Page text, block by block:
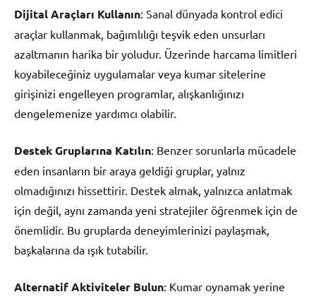
Dijital Araçları Kullanın: Sanal dünyada kontrol edici
araçlar kullanmak, bağımlılığı teşvik eden unsurları
azaltmanın harika bir yoludur. Üzerinde harcama limitleri
koyabileceğiniz uygulamalar veya kumar sitelerine
girişinizi engelleyen programlar, alışkanlığınızı
dengelemenize yardımcı olabilir.
Destek Gruplarına Katılın: Benzer sorunlarla mücadele
eden insanların bir araya geldiği gruplar, yalnız
olmadığınızı hissettirir. Destek almak, yalnızca anlatmak
için değil, aynı zamanda yeni stratejiler öğrenmek için de
önemlidir. Bu gruplarda deneyimlerinizi paylaşmak,
başkalarına da ışık tutabilir.
Alternatif Aktiviteler Bulun: Kumar oynamak yerine